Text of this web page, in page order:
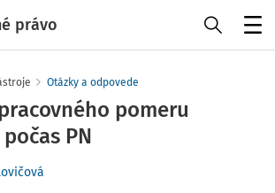
právo
Otázky a odpovede
pomeru
PN